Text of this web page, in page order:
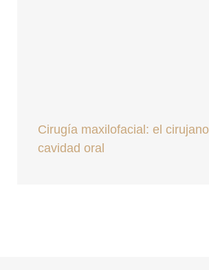
Cirugía maxilofacial: el
cavidad oral